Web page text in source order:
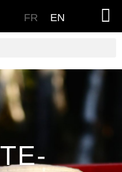
FR EN